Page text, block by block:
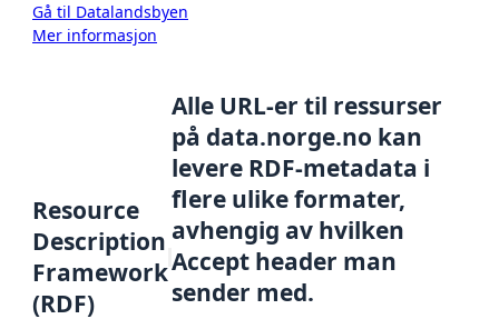
Gå til Datalandsbyen
Mer informasjon
Resource
Description
Framework
(RDF)
Alle URL-er til ressurser
på data.norge.no kan
levere RDF-metadata i
flere ulike formater,
avhengig av hvilken
Accept header man
sender med.